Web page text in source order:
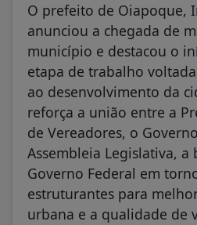
O prefeito de Oiapoque,
anunciou a chegada de
município e destacou o
etapa de trabalho
ao desenvolvimento da
reforça a união entre a
de Vereadores, o
Assembleia Legislativa, a
Governo Federal em
estruturantes para
urbana e a qualidade de